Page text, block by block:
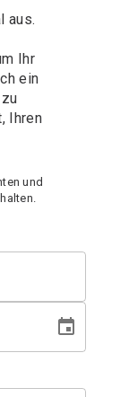
aus.
Ihr
ein
Ihren
und